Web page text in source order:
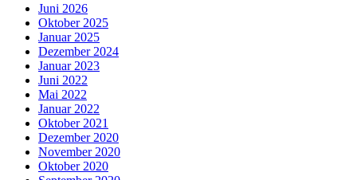
Juni 2026
Oktober 2025
Januar 2025
Dezember 2024
Januar 2023
Juni 2022
Mai 2022
Januar 2022
Oktober 2021
Dezember 2020
November 2020
Oktober 2020